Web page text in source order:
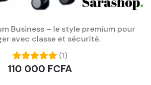
Business – le style premium pour
avec classe et sécurité.
(1)
110 000 FCFA